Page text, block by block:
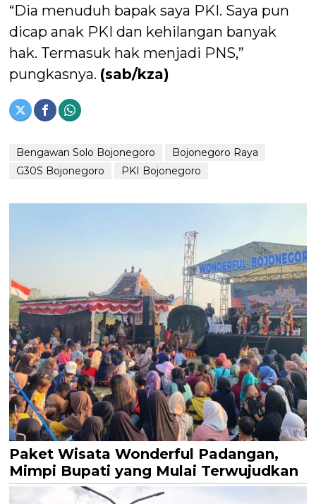
“Dia menuduh bapak saya PKI. Saya pun
dicap anak PKI dan kehilangan banyak
hak. Termasuk hak menjadi PNS,”
pungkasnya. (sab/kza)
Bengawan Solo Bojonegoro
Bojonegoro Raya
G30S Bojonegoro
PKI Bojonegoro
Paket Wisata Wonderful Padangan,
Mimpi Bupati yang Mulai Terwujudkan